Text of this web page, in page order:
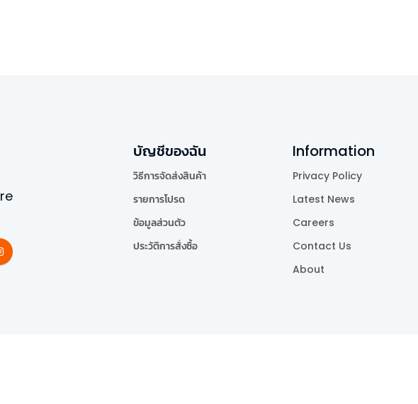
บัญชีของฉัน
วิธีการจัดส่งสินค้า
รายการโปรด
ข้อมูลส่วนตัว
ประวัติการสั่งซื้อ
Information
Privacy Policy
Latest News
Careers
Contact Us
About